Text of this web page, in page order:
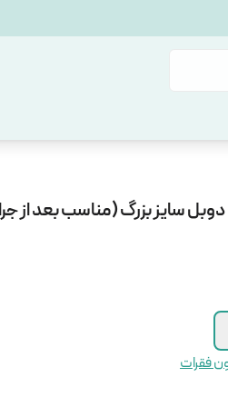
سایز بزرگ (مناسب بعد از
فقرات